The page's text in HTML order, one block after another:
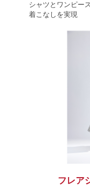
シャツとワンピー
着こなしを実現
フレア